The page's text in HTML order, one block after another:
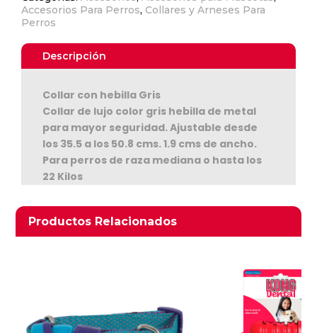
Seguir Comprando
-
Talla
M
Petmate
cantidad
Accesorios Para Perros, Collares y Arneses Para
Perros
Descripción
Collar con hebilla Gris
Collar de lujo color gris hebilla de metal
para mayor seguridad. Ajustable desde
los 35.5 a los 50.8 cms. 1.9 cms de ancho.
Para perros de raza mediana o hasta los
22 Kilos
Productos Relacionados
Productos relacionados